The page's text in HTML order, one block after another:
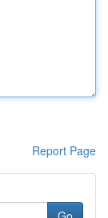
Report Page